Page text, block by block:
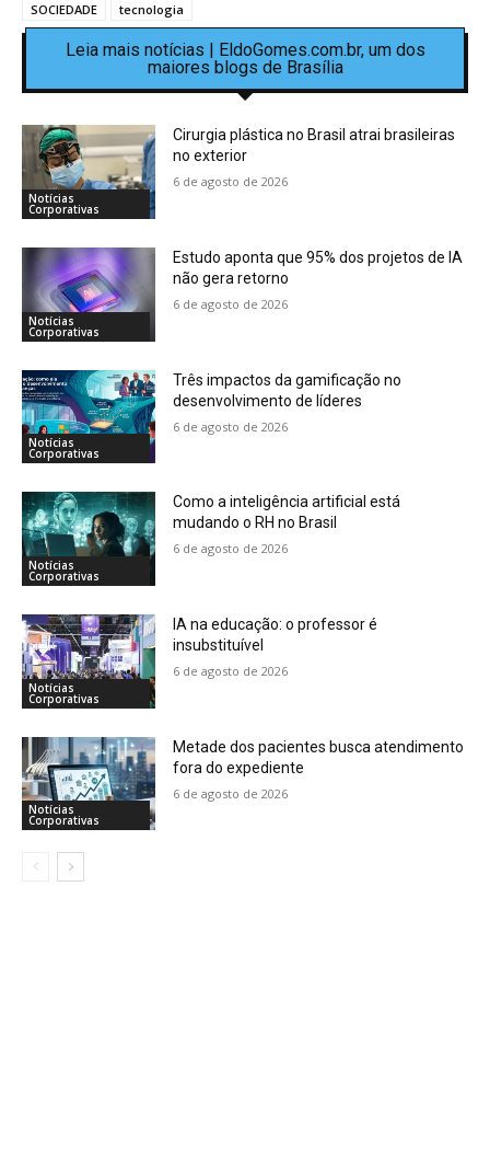
SOCIEDADE
tecnologia
Leia mais notícias | EldoGomes.com.br, um dos
maiores blogs de Brasília
Notícias
Corporativas
Cirurgia plástica no Brasil atrai brasileiras
no exterior
6 de agosto de 2026
Notícias
Corporativas
Estudo aponta que 95% dos projetos de IA
não gera retorno
6 de agosto de 2026
Notícias
Corporativas
Três impactos da gamificação no
desenvolvimento de líderes
6 de agosto de 2026
Notícias
Corporativas
Como a inteligência artificial está
mudando o RH no Brasil
6 de agosto de 2026
Notícias
Corporativas
IA na educação: o professor é
insubstituível
6 de agosto de 2026
Notícias
Corporativas
Metade dos pacientes busca atendimento
fora do expediente
6 de agosto de 2026